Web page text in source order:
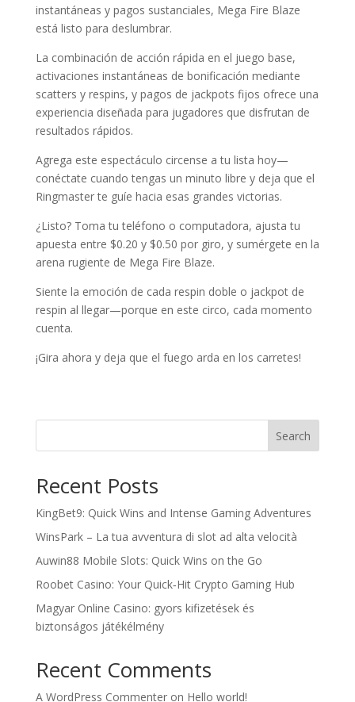
instantáneas y pagos sustanciales, Mega Fire Blaze
está listo para deslumbrar.
La combinación de acción rápida en el juego base,
activaciones instantáneas de bonificación mediante
scatters y respins, y pagos de jackpots fijos ofrece una
experiencia diseñada para jugadores que disfrutan de
resultados rápidos.
Agrega este espectáculo circense a tu lista hoy—
conéctate cuando tengas un minuto libre y deja que el
Ringmaster te guíe hacia esas grandes victorias.
¿Listo? Toma tu teléfono o computadora, ajusta tu
apuesta entre $0.20 y $0.50 por giro, y sumérgete en la
arena rugiente de Mega Fire Blaze.
Siente la emoción de cada respin doble o jackpot de
respin al llegar—porque en este circo, cada momento
cuenta.
¡Gira ahora y deja que el fuego arda en los carretes!
Search
Recent Posts
KingBet9: Quick Wins and Intense Gaming Adventures
WinsPark – La tua avventura di slot ad alta velocità
Auwin88 Mobile Slots: Quick Wins on the Go
Roobet Casino: Your Quick‑Hit Crypto Gaming Hub
Magyar Online Casino: gyors kifizetések és
biztonságos játékélmény
Recent Comments
A WordPress Commenteron Hello world!